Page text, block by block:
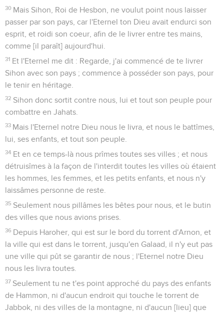
30 Mais Sihon, Roi de Hesbon, ne voulut point nous laisser
passer par son pays, car l'Eternel ton Dieu avait endurci son
esprit, et roidi son coeur, afin de le livrer entre tes mains,
comme [il paraît] aujourd'hui.
31 Et l'Eternel me dit : Regarde, j'ai commencé de te livrer
Sihon avec son pays ; commence à posséder son pays, pour
le tenir en héritage.
32 Sihon donc sortit contre nous, lui et tout son peuple pour
combattre en Jahats.
33 Mais l'Eternel notre Dieu nous le livra, et nous le battîmes,
lui, ses enfants, et tout son peuple.
34 Et en ce temps-là nous prîmes toutes ses villes ; et nous
détruisîmes à la façon de l'interdit toutes les villes où étaient
les hommes, les femmes, et les petits enfants, et nous n'y
laissâmes personne de reste.
35 Seulement nous pillâmes les bêtes pour nous, et le butin
des villes que nous avions prises.
36 Depuis Haroher, qui est sur le bord du torrent d'Arnon, et
la ville qui est dans le torrent, jusqu'en Galaad, il n'y eut pas
une ville qui pût se garantir de nous ; l'Eternel notre Dieu
nous les livra toutes.
37 Seulement tu ne t'es point approché du pays des enfants
de Hammon, ni d'aucun endroit qui touche le torrent de
Jabbok, ni des villes de la montagne, ni d'aucun [lieu] que